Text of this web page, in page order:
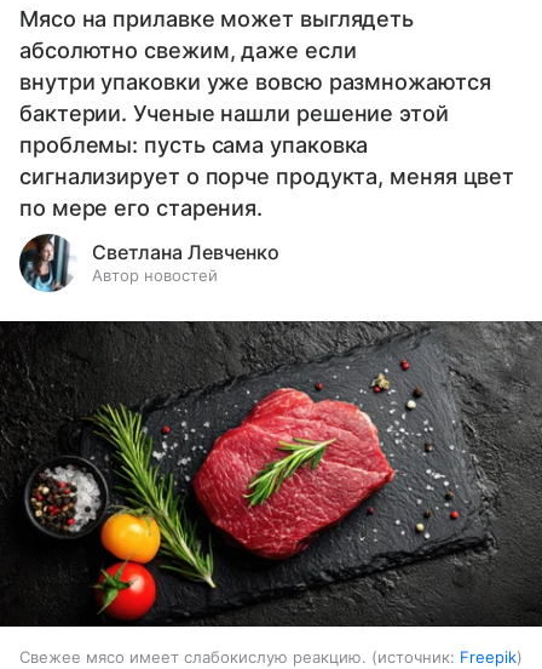
Мясо на прилавке может выглядеть
абсолютно свежим, даже если
внутри упаковки уже вовсю размножаются
бактерии. Ученые нашли решение этой
проблемы: пусть сама упаковка
сигнализирует о порче продукта, меняя цвет
по мере его старения.
Светлана Левченко
Автор новостей
Свежее мясо имеет слабокислую реакцию. источник: Freepik